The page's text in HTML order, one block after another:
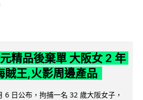
精品後棄單 大阪女 2 年
賊王,火影周邊產品
6 日公布，拘捕一名 32 歲大阪女子，